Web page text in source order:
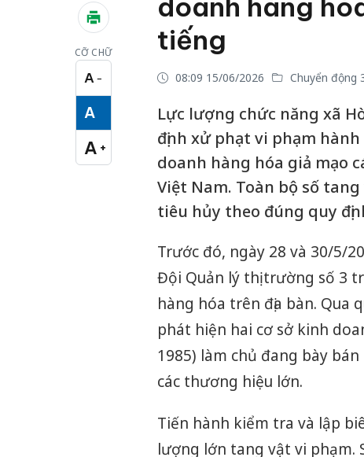
CỠ CHỮ
A −
Cỡ chữ nhỏ
A
Cỡ chữ vừa
A +
Cỡ chữ lớn
tiếng
08:09 15/06/2026 Chuyển động
Lực lượng chức năng xã
định xử phạt vi phạm
doanh hàng hóa giả mạo
Việt Nam. Toàn bộ số
tiêu hủy theo đúng quy
Trước đó, ngày 28 và 30/5/
Đội Quản lý thị trường số 3
hàng hóa trên địa bàn.
phát hiện hai cơ sở kinh
1985) làm chủ đang bày
các thương hiệu lớn.
Tiến hành kiểm tra và lập
lượng lớn tang vật vi phạm.